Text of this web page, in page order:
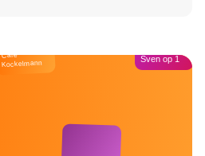
Café
Kockelmann Sven op 1